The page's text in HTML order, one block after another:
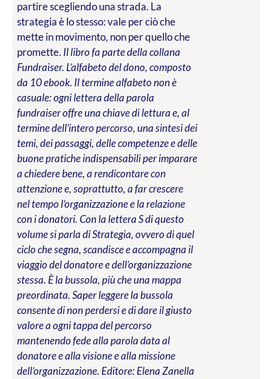
partire scegliendo una strada. La
strategia è lo stesso: vale per ciò che
mette in movimento, non per quello che
promette. Il libro fa parte della collana
Fundraiser. L’alfabeto del dono, composto
da 10 ebook. Il termine alfabeto non è
casuale: ogni lettera della parola
fundraiser offre una chiave di lettura e, al
termine dell’intero percorso, una sintesi dei
temi, dei passaggi, delle competenze e delle
buone pratiche indispensabili per imparare
a chiedere bene, a rendicontare con
attenzione e, soprattutto, a far crescere
nel tempo l’organizzazione e la relazione
con i donatori. Con la lettera S di questo
volume si parla di Strategia, ovvero di quel
ciclo che segna, scandisce e accompagna il
viaggio del donatore e dell’organizzazione
stessa. È la bussola, più che una mappa
preordinata. Saper leggere la bussola
consente di non perdersi e di dare il giusto
valore a ogni tappa del percorso
mantenendo fede alla parola data al
donatore e alla visione e alla missione
dell’organizzazione. Editore: Elena Zanella